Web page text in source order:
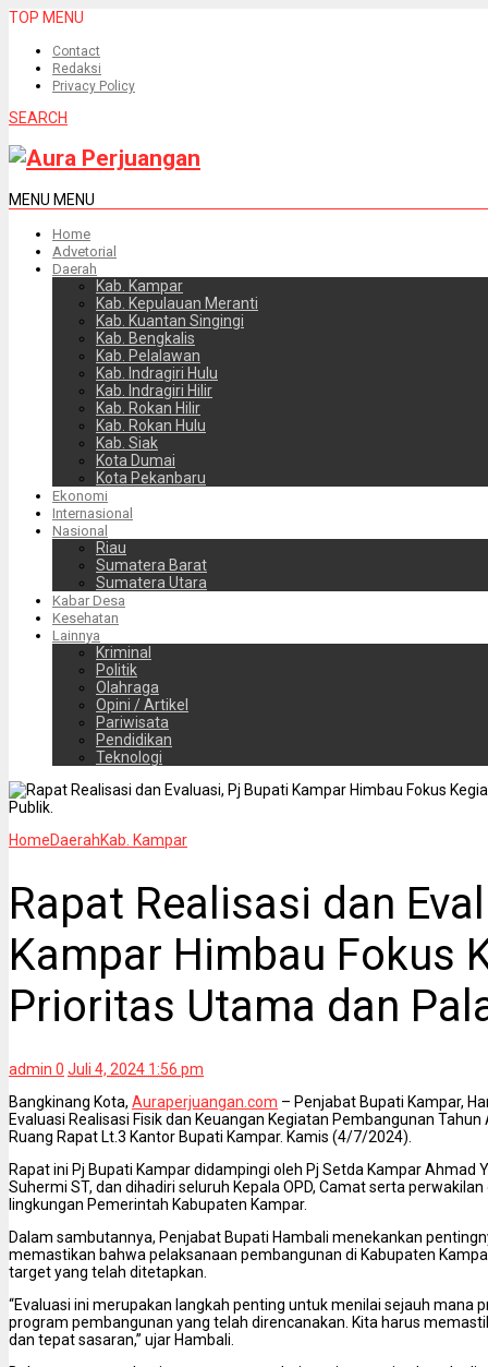
TOP MENU
Contact
Redaksi
Privacy Policy
SEARCH
MENU MENU
Home
Advetorial
Daerah
Kab. Kampar
Kab. Kepulauan Meranti
Kab. Kuantan Singingi
Kab. Bengkalis
Kab. Pelalawan
Kab. Indragiri Hulu
Kab. Indragiri Hilir
Kab. Rokan Hilir
Kab. Rokan Hulu
Kab. Siak
Kota Dumai
Kota Pekanbaru
Ekonomi
Internasional
Nasional
Riau
Sumatera Barat
Sumatera Utara
Kabar Desa
Kesehatan
Lainnya
Kriminal
Politik
Olahraga
Opini / Artikel
Pariwisata
Pendidikan
Teknologi
HomeDaerahKab. Kampar
Rapat Realisasi dan
Kampar Himbau Fokus
Prioritas Utama dan
admin 0 Juli 4, 2024 1:56 pm
Bangkinang Kota, Auraperjuangan.com – Penjabat Bupati Kampar,
Evaluasi Realisasi Fisik dan Keuangan Kegiatan Pembangunan
Ruang Rapat Lt.3 Kantor Bupati Kampar. Kamis (4/7/2024).
Rapat ini Pj Bupati Kampar didampingi oleh Pj Setda Kampar Ahmad
Suhermi ST, dan dihadiri seluruh Kepala OPD, Camat serta
lingkungan Pemerintah Kabupaten Kampar.
Dalam sambutannya, Penjabat Bupati Hambali menekankan
memastikan bahwa pelaksanaan pembangunan di Kabupaten
target yang telah ditetapkan.
“Evaluasi ini merupakan langkah penting untuk menilai sejauh mana
program pembangunan yang telah direncanakan. Kita harus
dan tepat sasaran,” ujar Hambali.